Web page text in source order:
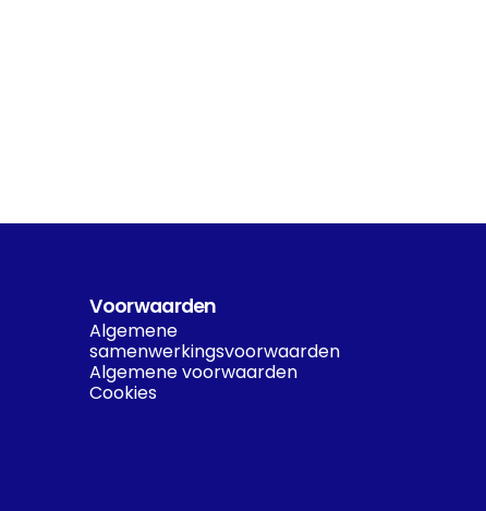
Voorwaarden
Algemene
samenwerkingsvoorwaarden
Algemene voorwaarden
Cookies